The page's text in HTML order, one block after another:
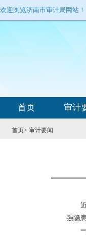
欢迎浏览济南市审计局网站！
首页 审计
首页> 审计要闻
强隐